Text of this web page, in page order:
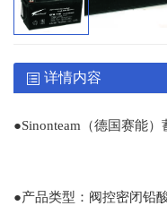
详情内容
●Sinonteam （德国赛能）
●产品类型：阀控密闭铅